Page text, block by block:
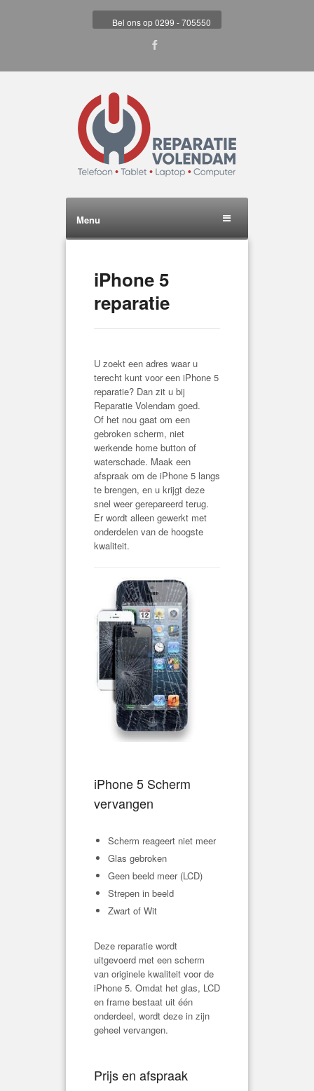
Bel ons op 0299 - 705550
Menu
iPhone 5
reparatie
U zoekt een adres waar u
terecht kunt voor een iPhone 5
reparatie? Dan zit u bij
Reparatie Volendam goed.
Of het nou gaat om een
gebroken scherm, niet
werkende home button of
waterschade. Maak een
afspraak om de iPhone 5 langs
te brengen, en u krijgt deze
snel weer gerepareerd terug.
Er wordt alleen gewerkt met
onderdelen van de hoogste
kwaliteit.
iPhone 5 Scherm
vervangen
Scherm reageert niet meer
Glas gebroken
Geen beeld meer (LCD)
Strepen in beeld
Zwart of Wit
Deze reparatie wordt
uitgevoerd met een scherm
van originele kwaliteit voor de
iPhone 5. Omdat het glas, LCD
en frame bestaat uit één
onderdeel, wordt deze in zijn
geheel vervangen.
Prijs en afspraak